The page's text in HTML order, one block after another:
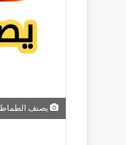
يصنف الطماطم